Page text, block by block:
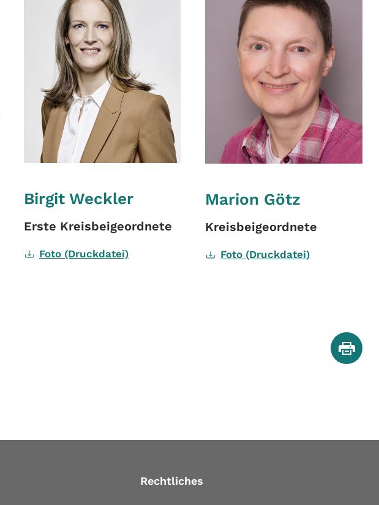
Birgit Weckler
Erste Kreisbeigeordnete
Foto (Druckdatei)
Marion Götz
Kreisbeigeordnete
Foto (Druckdatei)
Rechtliches